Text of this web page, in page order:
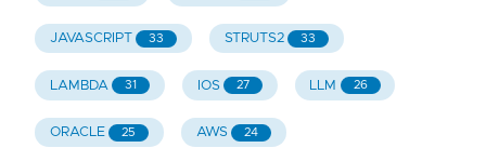
JAVASCRIPT 33 STRUTS2 33
LAMBDA 31 IOS 27 LLM 26
ORACLE 25 AWS 24